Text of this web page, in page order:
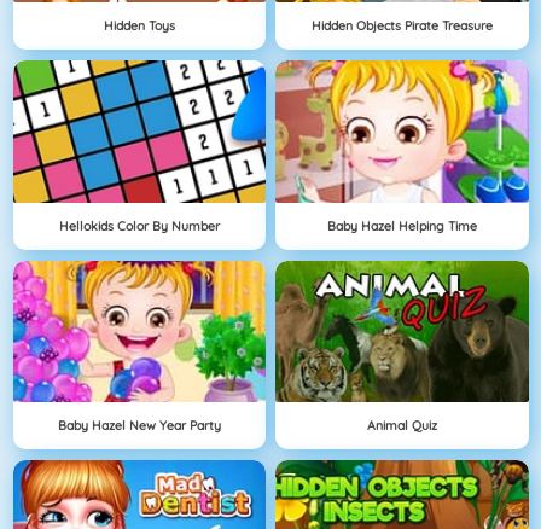
Hidden Toys Hidden Objects Pirate Treasure
Hellokids Color By Number Baby Hazel Helping Time
Baby Hazel New Year Party Animal Quiz